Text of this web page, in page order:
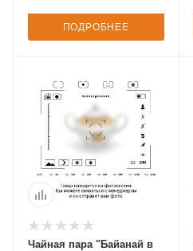
ПОДРОБНЕЕ
Чайная пара "Байанай в